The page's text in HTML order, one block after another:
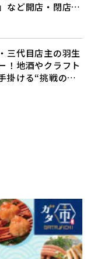
など開店・閉店の
紹介♪
三代目店主の羽生
！地酒やクラフト
掛ける“挑戦の歴